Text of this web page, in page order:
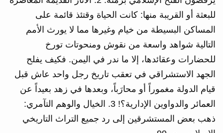
للبعثة أو القريبة منها: كانت الحياة وقتئذ قائمة على
المساكن البسيطة من خيام وغيرها مما لا يورث الأمم
التالية شواهد واسعة من نقوش ومنحوتات تورخ
للحضارات وعقائدها، إلا ما ندر في اليمن. فكيف يفلح
الجهد الاستشراقي في تعقب تاريخ رجل واحد عاش قبل
قيام الدولة مغموراً أو محارَباً، وبعدها في زهد بعيداً عن
العمائر والدواوين الإدارية؟! 3. الخيال والوهم التآمري:
ذهب بعض المستشرقين إلى رد جميع التراث التاريخي